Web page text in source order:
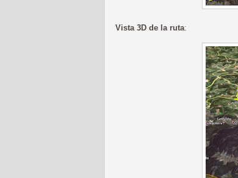
Vista 3D de la ruta: